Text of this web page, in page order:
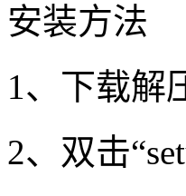
安装方法
1、下载解
2、双击